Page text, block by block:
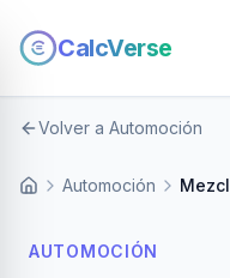
CalcVerse
Volver a Automoción
Automoción
AUTOMOCIÓN